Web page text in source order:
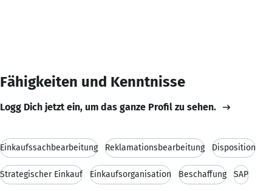
Fähigkeiten und Kenntnisse
Logg Dich jetzt ein, um das ganze Profil zu sehen.
Einkaufssachbearbeitung Reklamationsbearbeitung Disposition
Strategischer Einkauf Einkaufsorganisation Beschaffung SAP